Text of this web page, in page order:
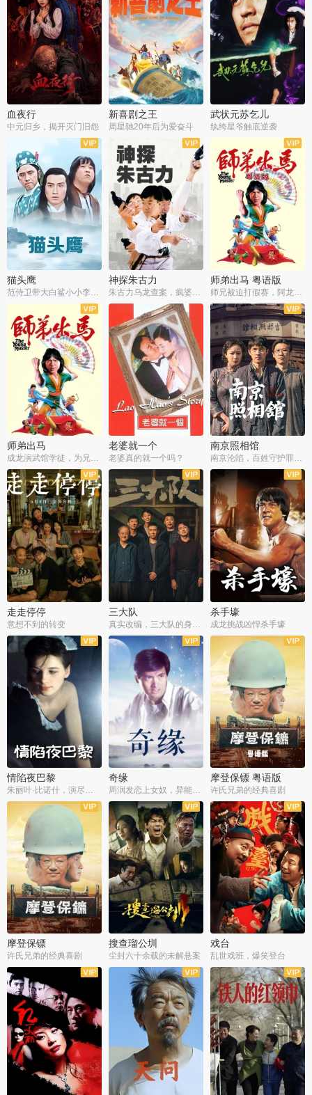
血夜行
中元归乡，揭开灭门旧怨
新喜剧之王
周星驰20年后为爱奋斗
武状元苏乞儿
纨绔星爷触底逆袭
猫头鹰
范侍卫带大白鲨小小李破案寻妃
神探朱古力
朱古力乌龙查案，疯婆子神助攻
师弟出马 粤语版
师兄被迫打假赛，阿龙追查斗黑帮
师弟出马
成龙演武馆学徒，为兄搏命战黑道
老婆就一个
老婆真的就一个吗？
南京照相馆
南京沦陷，百姓守护罪证底片
走走停停
意想不到的转变
三大队 杀手壕
成龙挑战凶悍杀手壕
情陷夜巴黎
朱丽叶·比诺什，演尽失爱之痛
奇缘
周润发恋上女奴，异能护体战邪派
摩登保镖 粤语版
许氏兄弟的经典喜剧
摩登保镖
许氏兄弟的经典喜剧
搜查瑠公圳
尘封六十余载的未解悬案
戏台
乱世戏班，爆笑登台